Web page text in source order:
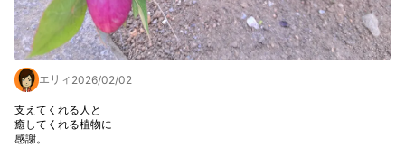
エリィ 2026/02/02
支えてくれる人と
癒してくれる植物に
感謝。